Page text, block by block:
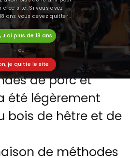
DÉTAILS DU PRODUIT
a été préparé
de porc et
été légèrement
bois de hêtre et de
de méthodes
à ce site. Si vous avez
ans vous devez quitter .
J'ai plus de 18 ans
- ou -
je quitte le site